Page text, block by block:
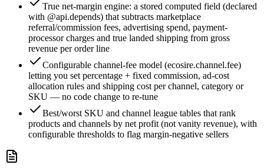
True net-margin engine: a stored computed field (declared
with @api.depends) that subtracts marketplace
referral/commission fees, advertising spend, payment-
processor charges and true landed shipping from gross
revenue per order line
Configurable channel-fee model (ecosire.channel.fee)
letting you set percentage + fixed commission, ad-cost
allocation rules and shipping cost per channel, category or
SKU — no code change to re-tune
Best/worst SKU and channel league tables that rank
products and channels by net profit (not vanity revenue), with
configurable thresholds to flag margin-negative sellers